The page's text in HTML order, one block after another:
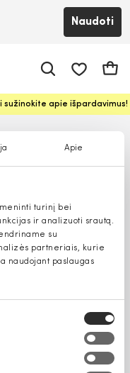
Apie
turinį bei
ir analizuoti srautą.
su
partneriais, kurie
naudojant paslaugas
Naudoti
sužinokite apie išpardavimus!